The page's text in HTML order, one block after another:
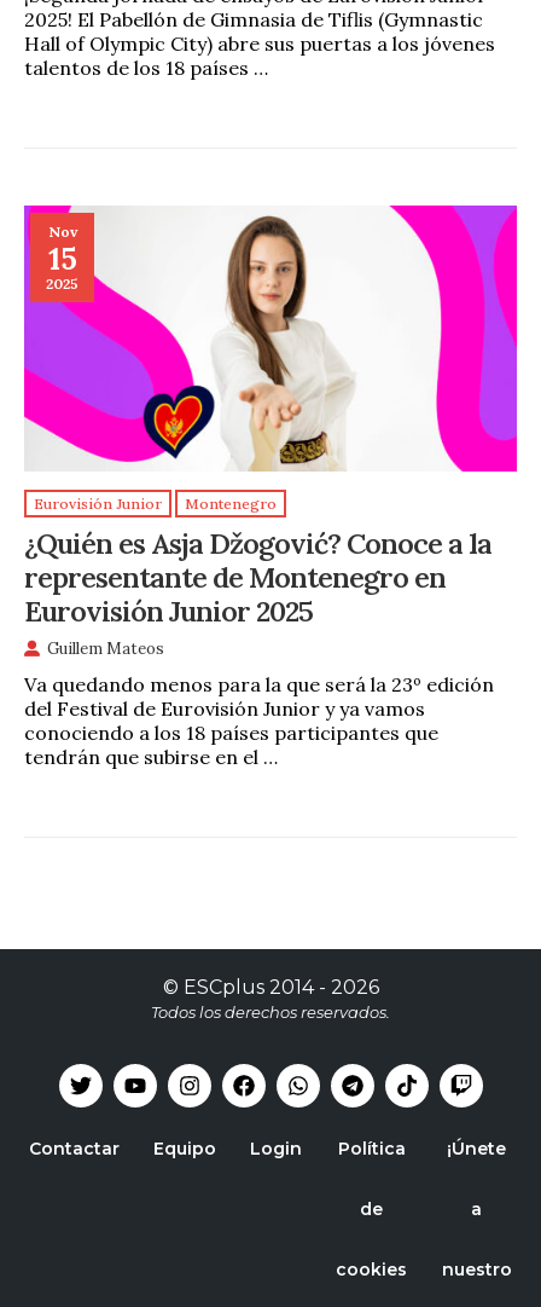
2025! El Pabellón de Gimnasia de Tiflis (Gymnastic
Hall of Olympic City) abre sus puertas a los jóvenes
talentos de los 18 países …
Nov
15
2025
Eurovisión Junior Montenegro
¿Quién es Asja Džogović? Conoce a la
representante de Montenegro en
Eurovisión Junior 2025
Guillem Mateos
Va quedando menos para la que será la 23º edición
del Festival de Eurovisión Junior y ya vamos
conociendo a los 18 países participantes que
tendrán que subirse en el …
© ESCplus2014 - 2026
Todos los derechos reservados.
Contactar Equipo Login Política
de
cookies
¡Únete
a
nuestro